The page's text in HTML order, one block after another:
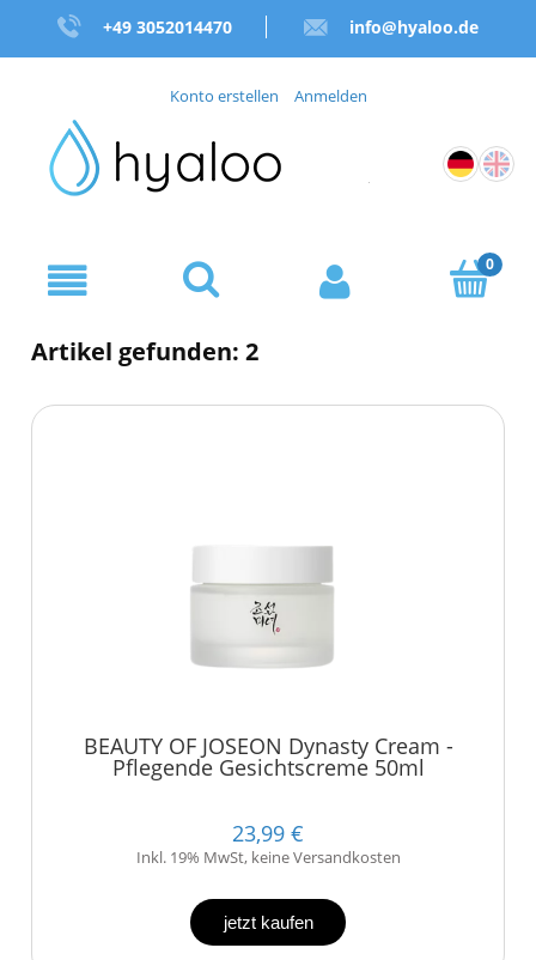
+49 3052014470 info@hyaloo.de
Konto erstellen Anmelden
Artikel gefunden: 2
BEAUTY OF JOSEON Dynasty Cream -
Pflegende Gesichtscreme 50ml
23,99 €
Inkl. 19% MwSt, keine Versandkosten
jetzt kaufen